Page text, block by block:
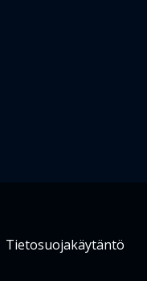
Tietosuojakäytäntö